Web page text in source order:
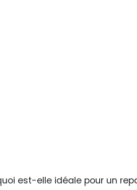
est-elle idéale pour un